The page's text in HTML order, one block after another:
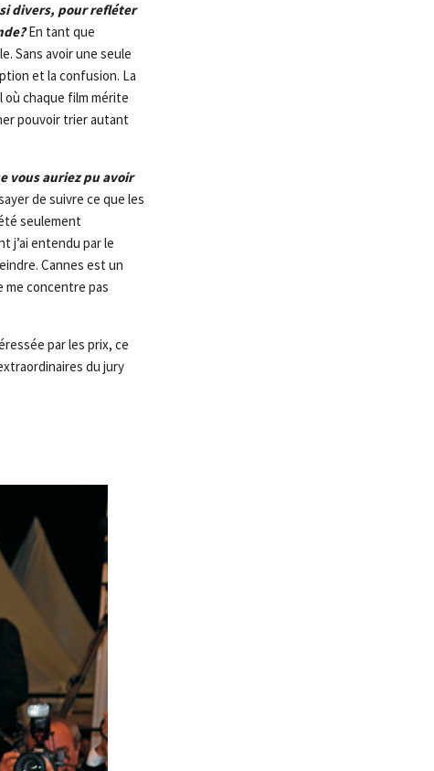
divers, pour refléter
En tant que
Sans avoir une seule
et la confusion. La
chaque film mérite
pouvoir trier autant
vous auriez pu avoir
de suivre ce que les
seulement
j’ai entendu par le
Cannes est un
me concentre pas
par les prix, ce
du jury